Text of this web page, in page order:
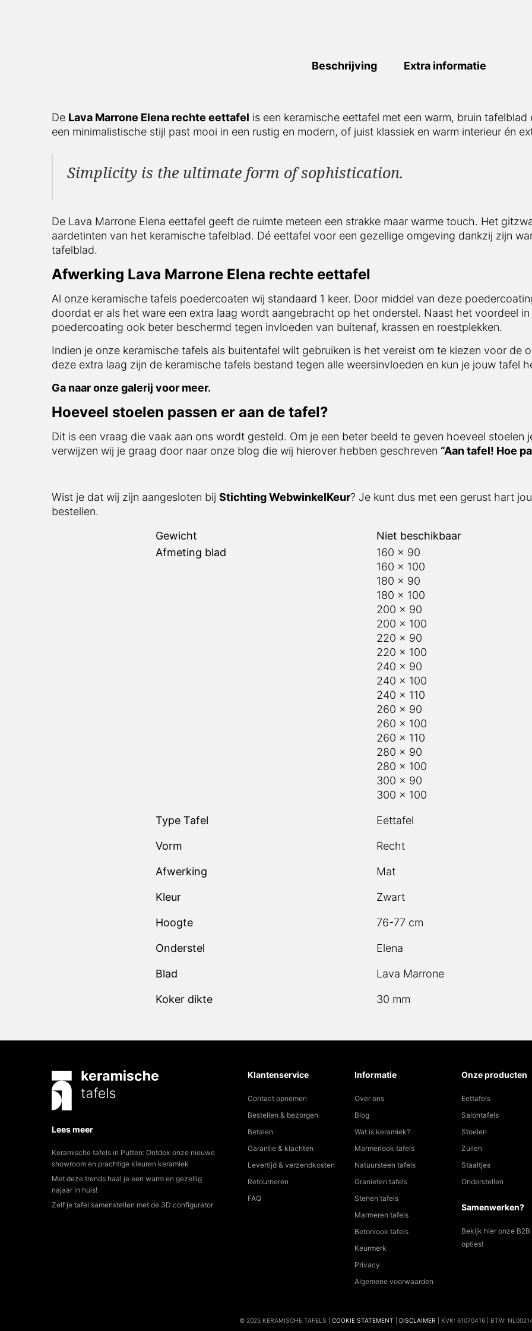
Beschrijving Extra informatie
De Lava Marrone Elena rechte eettafelis een keramische eettafel met een warm, bruin tafelblad
minimalistische stijl past mooi in een rustig en modern, of juist klassiek en warm interieur én exterieur!
Simplicity is the ultimate form of sophistication.
De Lava Marrone Elena eettafel geeft de ruimte meteen een strakke maar warme touch. Het
aardetinten van het keramische tafelblad. Dé eettafel voor een gezellige omgeving dankzij zijn
Al onze keramische tafels poedercoaten wij standaard 1 keer. Door middel van deze poedercoating
er als het ware een extra laag wordt aangebracht op het onderstel. Naast het voordeel in afwerking
beter beschermd tegen invloeden van buitenaf, krassen en roestplekken.
Indien je onze keramische tafels als buitentafel wilt gebruiken is het vereist om te kiezen voor de optie
extra laag zijn de keramische tafels bestand tegen alle weersinvloeden en kun je jouw tafel het
Ga naar onze galerij voor meer.
Hoeveel stoelen passen er aan de tafel?
Dit is een vraag die vaak aan ons wordt gesteld. Om je een beter beeld te geven hoeveel stoelen je
verwijzen wij je graag door naar onze blog die wij hierover hebben geschreven“Aan tafel! Hoe past
160 x 100
180 x 90
180 x 100
200 x 90
200 x 100
220 x 90
220 x 100
240 x 90
240 x 100
240 x 110
260 x 90
260 x 100
260 x 110
280 x 90
280 x 100
300 x 90
300 x 100
Eettafel
Vorm Recht
Afwerking Mat
Kleur Zwart
Hoogte 76-77 cm
Onderstel Elena
Blad Lava Marrone
Koker dikte 30 mm
Lees meer
showroom en prachtige kleuren keramiek
Met deze trends haal je een warm en gezellig
najaar in huis!
Zelf je tafel samenstellen met de 3D configurator
Contact opnemen
Betalen
Garantie & klachten
Levertijd & verzendkosten
Retourneren
FAQ
Over ons
Wat is keramiek?
Marmerlook tafels
Natuursteen tafels
Granieten tafels
Stenen tafels
Marmeren tafels
Betonlook tafels
Keurmerk
Privacy
Algemene voorwaarden
Eettafels
Stoelen
Zuilen
Staaltjes
Onderstellen
Samenwerken?
Bekijk hier onze B2B